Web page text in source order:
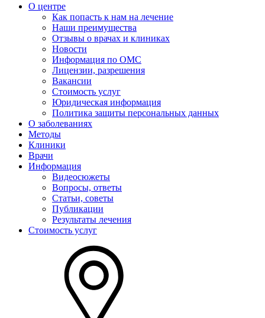
О центре
Как попасть к нам на лечение
Наши преимущества
Отзывы о врачах и клиниках
Новости
Информация по ОМС
Лицензии, разрешения
Вакансии
Стоимость услуг
Юридическая информация
Политика защиты персональных данных
О заболеваниях
Методы
Клиники
Врачи
Информация
Видеосюжеты
Вопросы, ответы
Статьи, советы
Публикации
Результаты лечения
Стоимость услуг